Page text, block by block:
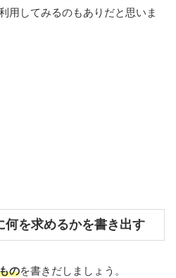
用してみるのもありだと思いま
何を求めるかを書き出す
のを書きだしましょう。